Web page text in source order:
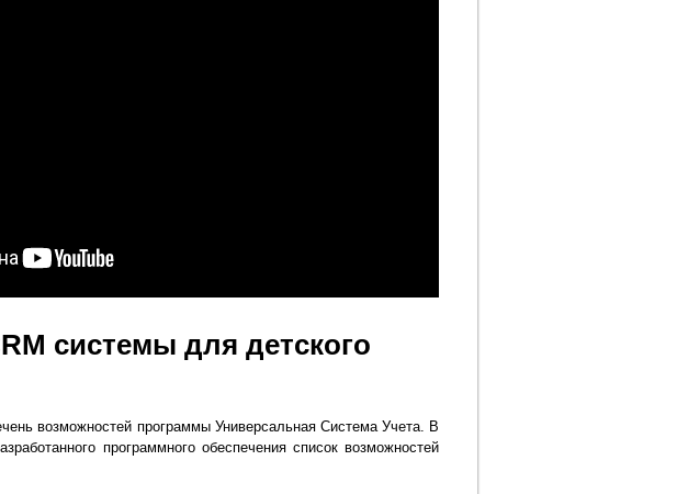
системы для детского
возможностей программы Универсальная Система Учета. В
программного обеспечения список возможностей